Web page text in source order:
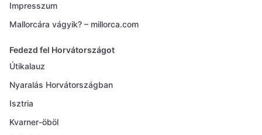
Impresszum
Mallorcára vágyik? – millorca.com
Fedezd fel Horvátországot
Útikalauz
Nyaralás Horvátországban
Isztria
Kvarner-öböl